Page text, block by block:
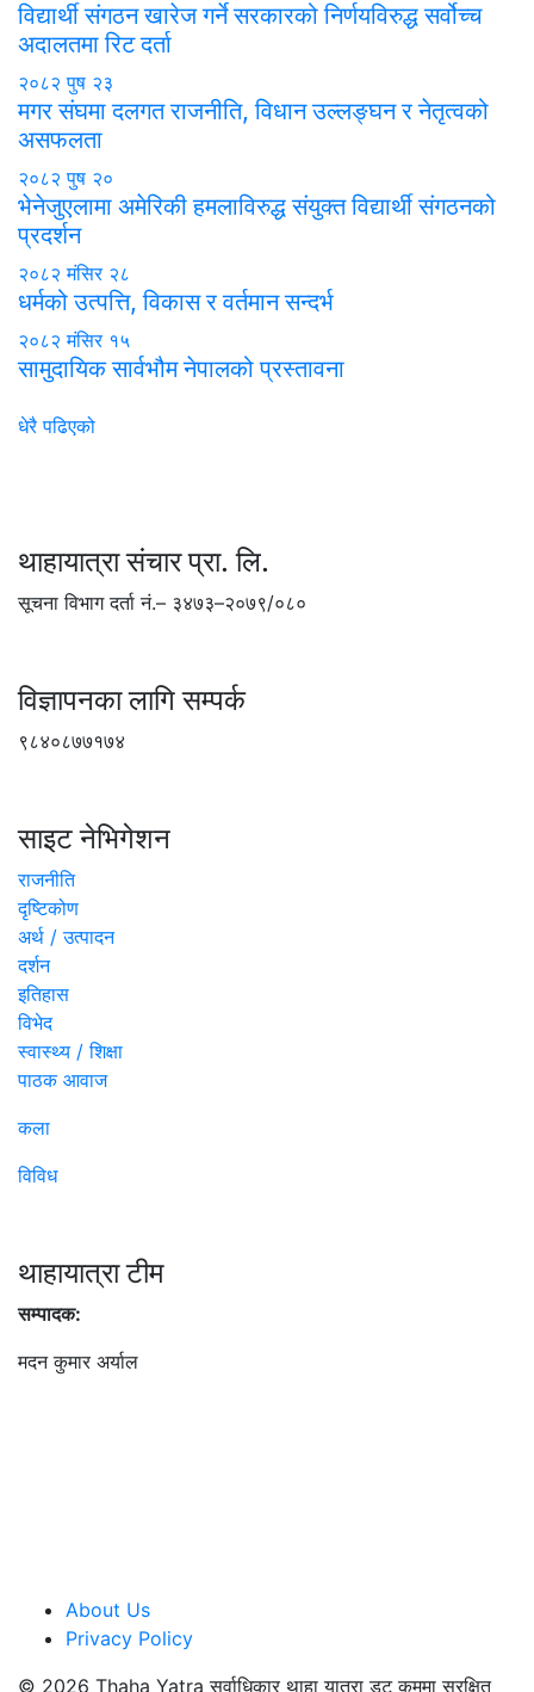
विद्यार्थी संगठन खारेज गर्ने सरकारको निर्णयविरुद्ध सर्वोच्च
अदालतमा रिट दर्ता
२०८२ पुष २३
मगर संघमा दलगत राजनीति, विधान उल्लङ्घन र नेतृत्वको
असफलता
२०८२ पुष २०
भेनेजुएलामा अमेरिकी हमलाविरुद्ध संयुक्त विद्यार्थी संगठनको
प्रदर्शन
२०८२ मंसिर २८
धर्मको उत्पत्ति, विकास र वर्तमान सन्दर्भ
२०८२ मंसिर १५
सामुदायिक सार्वभौम नेपालको प्रस्तावना
धेरै पढिएको
थाहायात्रा संचार प्रा. लि.
सूचना विभाग दर्ता नं.– ३४७३–२०७९/०८०
विज्ञापनका लागि सम्पर्क
९८४०८७७१७४
साइट नेभिगेशन
राजनीति
दृष्टिकोण
अर्थ / उत्पादन
दर्शन
इतिहास
विभेद
स्वास्थ्य / शिक्षा
पाठक आवाज
कला
विविध
थाहायात्रा टीम
सम्पादक:
मदन कुमार अर्याल
About Us
Privacy Policy
© 2026 Thaha Yatra सर्वाधिकार थाहा यात्रा डट कममा सुरक्षित